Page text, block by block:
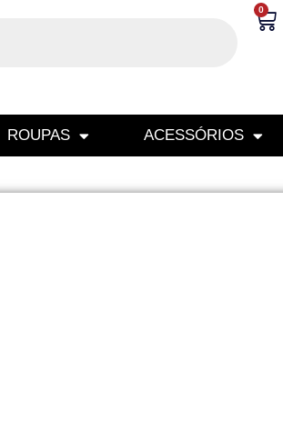
0
ROUPAS ACESSÓRIOS